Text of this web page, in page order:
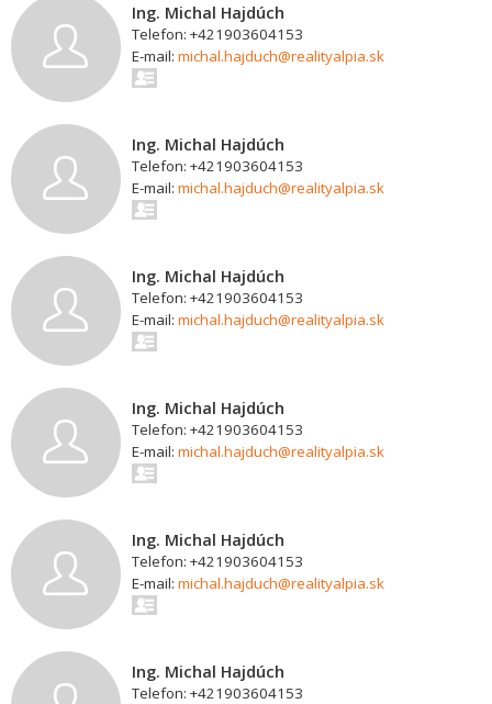
Ing. Michal Hajdúch
Telefon: +421903604153
E-mail: michal.hajduch@realityalpia.sk
Ing. Michal Hajdúch
Telefon: +421903604153
E-mail: michal.hajduch@realityalpia.sk
Ing. Michal Hajdúch
Telefon: +421903604153
E-mail: michal.hajduch@realityalpia.sk
Ing. Michal Hajdúch
Telefon: +421903604153
E-mail: michal.hajduch@realityalpia.sk
Ing. Michal Hajdúch
Telefon: +421903604153
E-mail: michal.hajduch@realityalpia.sk
Ing. Michal Hajdúch
Telefon: +421903604153